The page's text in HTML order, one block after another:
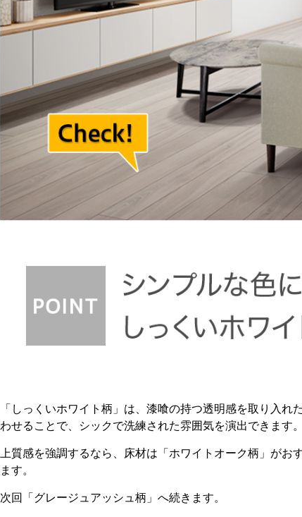
「しっくいホワイト柄」は、漆喰の持つ透明感を取り入
わせることで、シックで洗練された雰囲気を演出できます。
上質感を強調するなら、床材は「ホワイトオーク柄」が
ます。
次回「グレージュアッシュ柄」へ続きます。